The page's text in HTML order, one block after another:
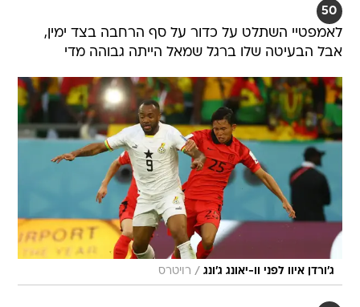
50
לאמפטיי השתלט על כדור על סף הרחבה בצד ימין,
אבל הבעיטה שלו ברגל שמאל הייתה גבוהה מדי
ג'ורדן איוו לפני וו-יאונג ג'ונג / רויטרס